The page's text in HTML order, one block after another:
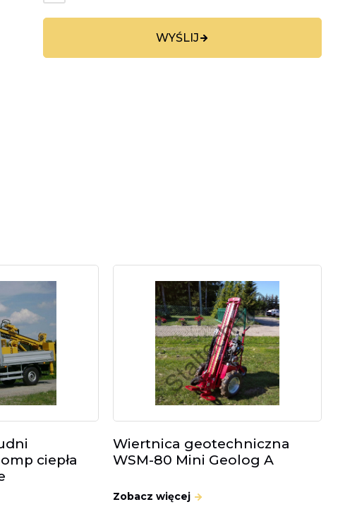
WYŚLIJ
ciepła
Wiertnica geotechniczna
WSM-80 Mini Geolog A
Zobacz więcej